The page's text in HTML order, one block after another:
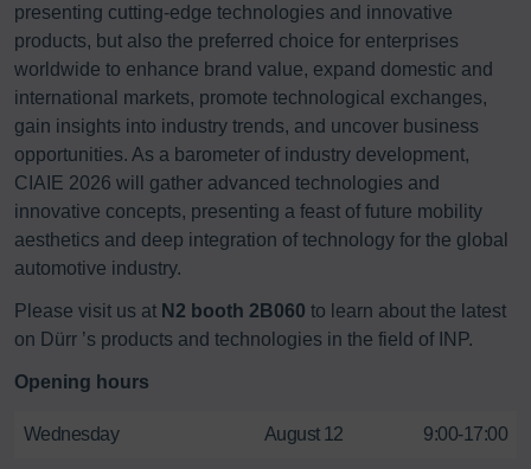
presenting cutting-edge technologies and innovative
products, but also the preferred choice for enterprises
worldwide to enhance brand value, expand domestic and
international markets, promote technological exchanges,
gain insights into industry trends, and uncover business
opportunities. As a barometer of industry development,
CIAIE 2026 will gather advanced technologies and
innovative concepts, presenting a feast of future mobility
aesthetics and deep integration of technology for the global
automotive industry.
Please visit us at N2 booth 2B060 to learn about the latest
on Dürr ’s products and technologies in the field of INP.
Opening hours
Wednesday August 12 9:00-17:00